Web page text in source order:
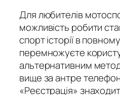
Для любителів
можливість робити
спорт історії в
перемножуєте
альтернативним
вище за антре
«Реєстрація»